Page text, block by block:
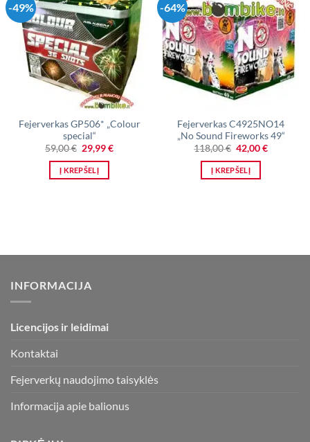
-49%
Fejerverkas GP506* „Colour
special“
59,00€ Original
price
was:
59,00 €.
29,99€Current
Į KREPŠELĮ
-64%
Fejerverkas C4925NO14
„No Sound Fireworks 49“
118,00€ Original
price
was:
118,00 €.
42,00€Current
Į KREPŠELĮ
INFORMACIJA
Licencijos ir leidimai
Kontaktai
Fejerverkų naudojimo taisyklės
Informacija apie balionus